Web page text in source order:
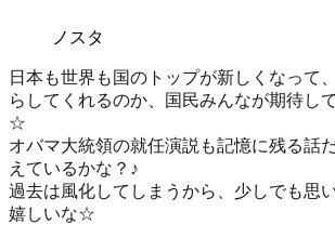
ノスタ
日本も世界も国のトップが新しくなって
らしてくれるのか、国民みんなが期待し
☆
オバマ大統領の就任演説も記憶に残る話
えているかな？♪
過去は風化してしまうから、少しでも思
嬉しいな☆